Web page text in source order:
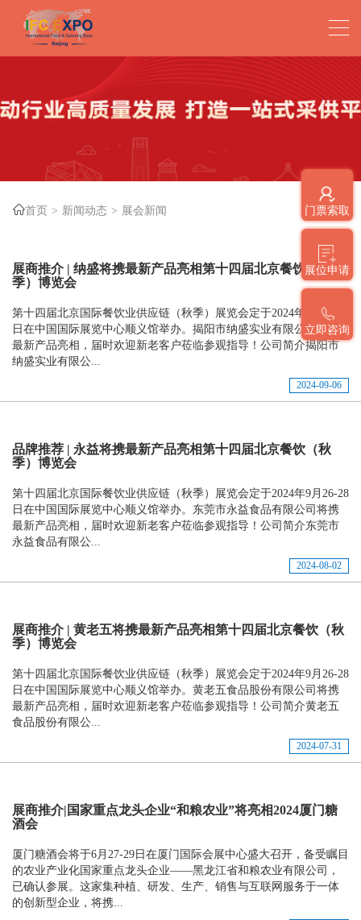
门票索取
展位申请
立即咨询
首页 新闻动态 展会新闻
展商推介 | 纳盛将携最新产品亮相第十四届北京餐饮（秋
季）博览会
第十四届北京国际餐饮业供应链（秋季）展览会定于2024年9月26-28
日在中国国际展览中心顺义馆举办。揭阳市纳盛实业有限公司将携
最新产品亮相，届时欢迎新老客户莅临参观指导！公司简介揭阳市
纳盛实业有限公...
2024-09-06
品牌推荐 | 永益将携最新产品亮相第十四届北京餐饮（秋
季）博览会
第十四届北京国际餐饮业供应链（秋季）展览会定于2024年9月26-28
日在中国国际展览中心顺义馆举办。东莞市永益食品有限公司将携
最新产品亮相，届时欢迎新老客户莅临参观指导！公司简介东莞市
永益食品有限公...
2024-08-02
展商推介 | 黄老五将携最新产品亮相第十四届北京餐饮（秋
季）博览会
第十四届北京国际餐饮业供应链（秋季）展览会定于2024年9月26-28
日在中国国际展览中心顺义馆举办。黄老五食品股份有限公司将携
最新产品亮相，届时欢迎新老客户莅临参观指导！公司简介黄老五
食品股份有限公...
2024-07-31
展商推介|国家重点龙头企业“和粮农业”将亮相2024厦门糖
酒会
厦门糖酒会将于6月27-29日在厦门国际会展中心盛大召开，备受瞩目
的农业产业化国家重点龙头企业——黑龙江省和粮农业有限公司，
已确认参展。这家集种植、研发、生产、销售与互联网服务于一体
的创新型企业，将携...